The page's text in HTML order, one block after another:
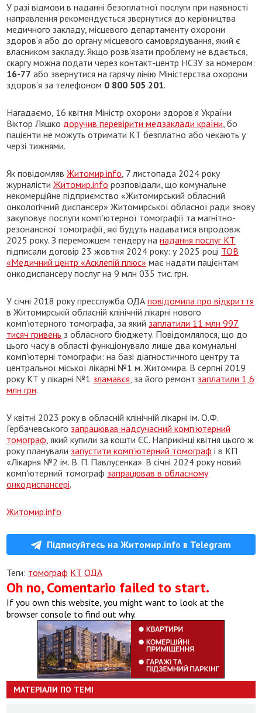
У разі відмови в наданні безоплатної послуги при наявності
направлення рекомендується звернутися до керівництва
медичного закладу, місцевого департаменту охорони
здоров’я або до органу місцевого самоврядування, який є
власником закладу. Якщо розв'язати проблему не вдається,
скаргу можна подати через контакт-центр НСЗУ за номером:
16-77 або звернутися на гарячу лінію Міністерства охорони
здоров’я за телефоном 0 800 505 201.
Нагадаємо, 16 квітня Міністр охорони здоров’я України
Віктор Ляшко доручив перевірити медзаклади країни , бо
пацієнти не можуть отримати КТ безплатно або чекають у
черзі тижнями.
Як повідомлявЖитомир.info , 7 листопада 2024 року
журналістиЖитомир.info розповідали, що комунальне
некомерційне підприємство «Житомирський обласний
онкологічний диспансер» Житомирської обласної ради знову
закуповує послуги комп’ютерної томографії та магнітно-
резонансної томографії, які будуть надаватися впродовж
2025 року. З переможцем тендеру нанадання послуг КТ
підписали договір 23 жовтня 2024 року: у 2025 році ТОВ
«Медичний центр «Асклепій плюс» має надати пацієнтам
онкодиспансеру послуг на 9 млн 035 тис. грн.
У січні 2018 року пресслужба ОДАповідомила про відкриття
в Житомирській обласній клінічній лікарні нового
комп'ютерного томографа, за який заплатили 11 млн 997
тисяч гривень з обласного бюджету. Повідомлялося, що до
цього часу в області функціонувало лише два комунальні
комп'ютерні томографи: на базі діагностичного центру та
центральної міської лікарні №1 м. Житомира. В серпні 2019
року КТ у лікарні №1 зламався , за його ремонт заплатили 1,6
млн грн.
У квітні 2023 року в обласній клінічній лікарні ім. О.Ф.
Гербачевського запрацював надсучасний комп'ютерний
томограф , який купили за кошти ЄС. Наприкінці квітня цього ж
року планували запустити комп’ютерний томограф і в КП
«Лікарня №2 ім. В. П. Павлусенка». В січні 2024 року новий
комп'ютерний томограф запрацював в обласному
онкодиспансері.
Житомир.info
Підписуйтесь на Житомир.info в Telegram
Теги: томограф КТ ОДА
Oh no, Comentario failed to start.
If you own this website, you might want to look at the
browser console to find out why.
МАТЕРІАЛИ ПО ТЕМІ